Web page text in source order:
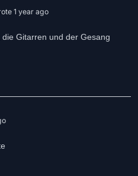
1 year ago
Gitarren und der Gesang